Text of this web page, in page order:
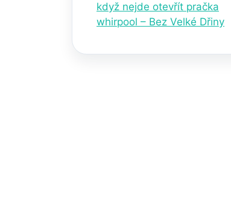
když nejde otevřít pračka
whirpool – Bez Velké Dřiny